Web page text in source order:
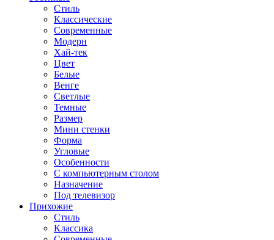
Стиль
Классические
Современные
Модерн
Хай-тек
Цвет
Белые
Венге
Светлые
Темные
Размер
Мини стенки
Форма
Угловые
Особенности
С компьютерным столом
Назначение
Под телевизор
Прихожие
Стиль
Классика